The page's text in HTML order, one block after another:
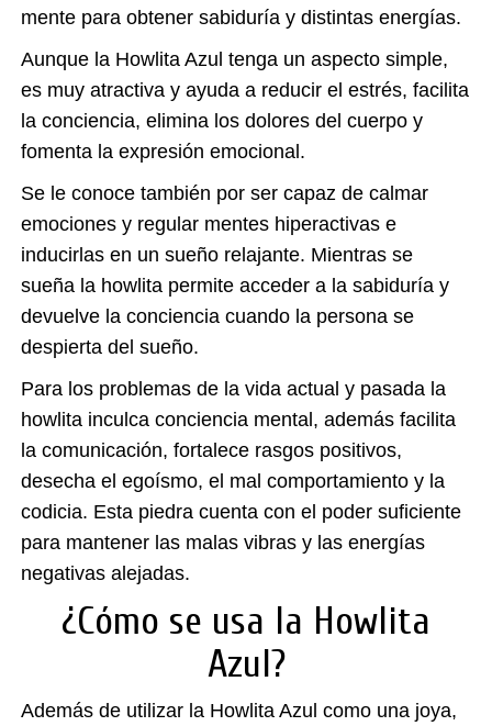
mente para obtener sabiduría y distintas energías.
Aunque la Howlita Azul tenga un aspecto simple,
es muy atractiva y ayuda a reducir el estrés, facilita
la conciencia, elimina los dolores del cuerpo y
fomenta la expresión emocional.
Se le conoce también por ser capaz de calmar
emociones y regular mentes hiperactivas e
inducirlas en un sueño relajante. Mientras se
sueña la howlita permite acceder a la sabiduría y
devuelve la conciencia cuando la persona se
despierta del sueño.
Para los problemas de la vida actual y pasada la
howlita inculca conciencia mental, además facilita
la comunicación, fortalece rasgos positivos,
desecha el egoísmo, el mal comportamiento y la
codicia. Esta piedra cuenta con el poder suficiente
para mantener las malas vibras y las energías
negativas alejadas.
¿Cómo se usa la Howlita
Azul?
Además de utilizar la Howlita Azul como una joya,